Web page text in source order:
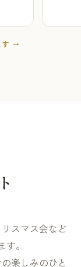
す →
スマス会など
。
楽しみのひと